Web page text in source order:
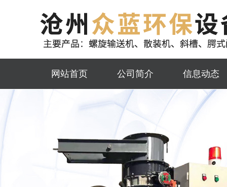
网站首页 公司简介 信息动态